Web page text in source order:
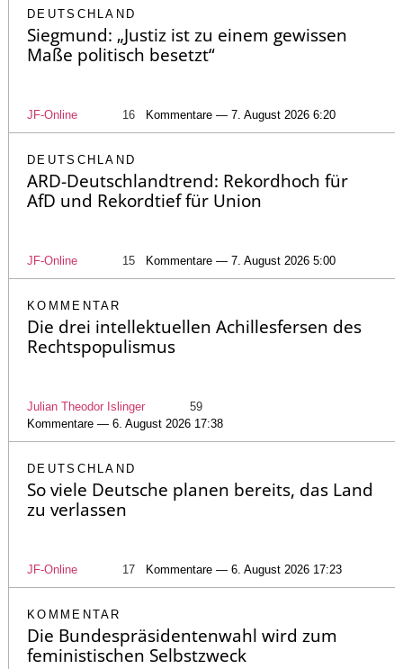
DEUTSCHLAND
Siegmund: „Justiz ist zu einem gewissen
Maße politisch besetzt“
JF-Online 16 Kommentare — 7. August 2026 6:20
DEUTSCHLAND
ARD-Deutschlandtrend: Rekordhoch für
AfD und Rekordtief für Union
JF-Online 15 Kommentare — 7. August 2026 5:00
KOMMENTAR
Die drei intellektuellen Achillesfersen des
Rechtspopulismus
Julian Theodor Islinger
59
Kommentare — 6. August 2026 17:38
DEUTSCHLAND
So viele Deutsche planen bereits, das Land
zu verlassen
JF-Online 17 Kommentare — 6. August 2026 17:23
KOMMENTAR
Die Bundespräsidentenwahl wird zum
feministischen Selbstzweck